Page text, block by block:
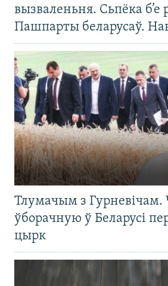
вызваленьня. Сьпёка б’е
Пашпарты беларусаў.
Тлумачым з Гурневічам.
ўборачную ў Беларусі
цырк